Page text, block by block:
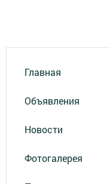
Главная
Объявления
Новости
Фотогалерея